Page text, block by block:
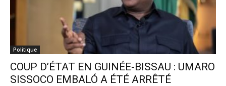
Politique
COUP D’ÉTAT EN GUINÉE-BISSAU : UMARO
SISSOCO EMBALÓ A ÉTÉ ARRÊTÉ